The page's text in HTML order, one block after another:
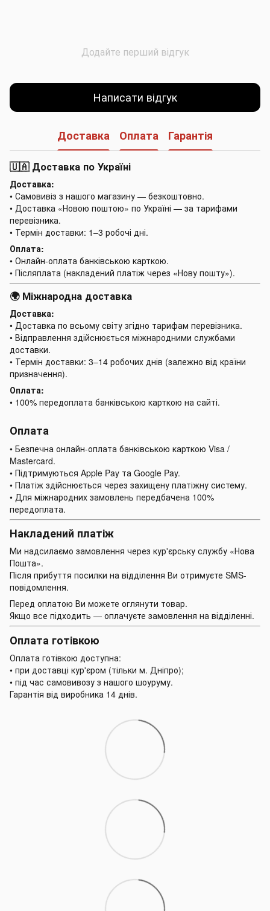
Додайте перший відгук
Написати відгук
Доставка Оплата Гарантія
🇺🇦 Доставка по Україні
Доставка:
• Самовивіз з нашого магазину — безкоштовно.
• Доставка «Новою поштою» по Україні — за тарифами
перевізника.
• Термін доставки: 1–3 робочі дні.
Оплата:
• Онлайн-оплата банківською карткою.
• Післяплата (накладений платіж через «Нову пошту»).
🌍 Міжнародна доставка
Доставка:
• Доставка по всьому світу згідно тарифам перевізника.
• Відправлення здійснюється міжнародними службами
доставки.
• Термін доставки: 3–14 робочих днів (залежно від країни
призначення).
Оплата:
• 100% передоплата банківською карткою на сайті.
Оплата
• Безпечна онлайн-оплата банківською карткою Visa /
Mastercard.
• Підтримуються Apple Pay та Google Pay.
• Платіж здійснюється через захищену платіжну систему.
• Для міжнародних замовлень передбачена 100%
передоплата.
Накладений платіж
Ми надсилаємо замовлення через кур'єрську службу «Нова
Пошта».
Після прибуття посилки на відділення Ви отримуєте SMS-
повідомлення.
Перед оплатою Ви можете оглянути товар.
Якщо все підходить — оплачуєте замовлення на відділенні.
Оплата готівкою
Оплата готівкою доступна:
• при доставці кур'єром (тільки м. Дніпро);
• під час самовивозу з нашого шоуруму.
Гарантія від виробника 14 днів.